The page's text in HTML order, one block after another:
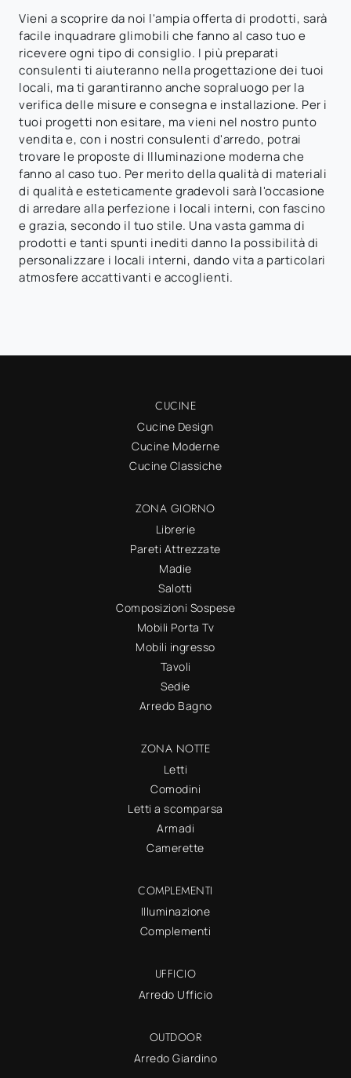
Vieni a scoprire da noi l'ampia offerta di prodotti, sarà
facile inquadrare glimobili che fanno al caso tuo e
ricevere ogni tipo di consiglio. I più preparati
consulenti ti aiuteranno nella progettazione dei tuoi
locali, ma ti garantiranno anche sopraluogo per la
verifica delle misure e consegna e installazione. Per i
tuoi progetti non esitare, ma vieni nel nostro punto
vendita e, con i nostri consulenti d'arredo, potrai
trovare le proposte di Illuminazione moderna che
fanno al caso tuo. Per merito della qualità di materiali
di qualità e esteticamente gradevoli sarà l'occasione
di arredare alla perfezione i locali interni, con fascino
e grazia, secondo il tuo stile. Una vasta gamma di
prodotti e tanti spunti inediti danno la possibilità di
personalizzare i locali interni, dando vita a particolari
atmosfere accattivanti e accoglienti.
CUCINE
Cucine Design
Cucine Moderne
Cucine Classiche
ZONA GIORNO
Librerie
Pareti Attrezzate
Madie
Salotti
Composizioni Sospese
Mobili Porta Tv
Mobili ingresso
Tavoli
Sedie
Arredo Bagno
ZONA NOTTE
Letti
Comodini
Letti a scomparsa
Armadi
Camerette
COMPLEMENTI
Illuminazione
Complementi
UFFICIO
Arredo Ufficio
OUTDOOR
Arredo Giardino